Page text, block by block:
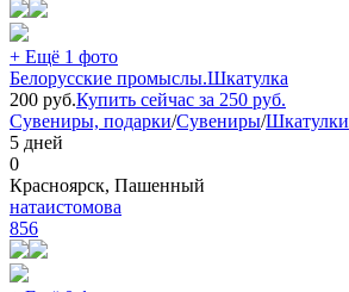
+ Ещё 1 фото
Белорусские промыслы.Шкатулка
200 руб.Купить сейчас за 250 руб.
Сувениры, подарки/Сувениры/Шкатулки
5 дней
0
Красноярск, Пашенный
натаистомова
856